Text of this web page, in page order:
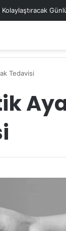
Tedavisi